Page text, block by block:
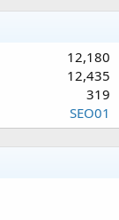
12,180
12,435
319
SEO01